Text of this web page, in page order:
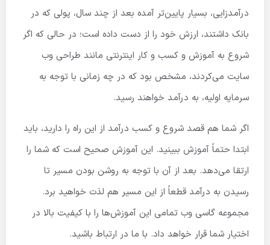
درآمدزایی، بسیار پایین‌تر آمده بعد از چند سال، پولی که در
بانک داشتند، ارزش خود را از دست داده است؛ در حالی که اگر
شروع به آموزش و کسب و کار اینترنتی مانند طراحی وب
سایت می‌کردند، مشخص بود که در چه زمانی با توجه به
سرمایه اولیه، به درآمد خواهند رسید.
اگر شما هم قصد شروع و کسب درآمد از این راه را دارید، باید
ابتدا حتماً آموزش ببینید. این آموزش صحیح است که شما را
ارتقا می‌دهد. بعد از آن با توجه به روشن بودن مسیر تا
رسیدن به درآمد قطعاً از این مسیر هم لذت خواهید برد.
مجموعه گاسی وب تمامی این آموزش‌ها را با کیفیت بالا در
اختیار شما قرار خواهد داد. با ما در ارتباط باشید.